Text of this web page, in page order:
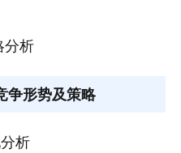
分析
争形势及策略
析